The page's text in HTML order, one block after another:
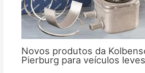
Novos produtos da
Pierburg para veículos